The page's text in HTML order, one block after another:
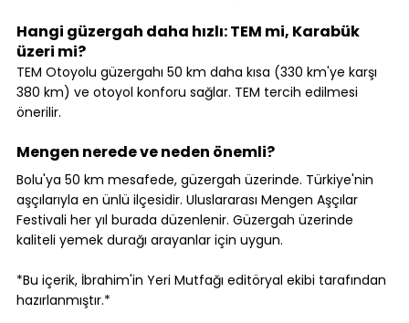
Hangi güzergah daha hızlı: TEM mi, Karabük
üzeri mi?
TEM Otoyolu güzergahı 50 km daha kısa (330 km'ye karşı
380 km) ve otoyol konforu sağlar. TEM tercih edilmesi
önerilir.
Mengen nerede ve neden önemli?
Bolu'ya 50 km mesafede, güzergah üzerinde. Türkiye'nin
aşçılarıyla en ünlü ilçesidir. Uluslararası Mengen Aşçılar
Festivali her yıl burada düzenlenir. Güzergah üzerinde
kaliteli yemek durağı arayanlar için uygun.
*Bu içerik, İbrahim'in Yeri Mutfağı editöryal ekibi tarafından
hazırlanmıştır.*